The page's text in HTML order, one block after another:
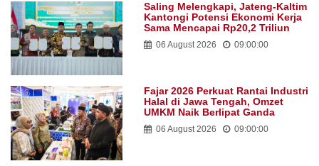
Saling Melengkapi, Jateng-Kaltim
Kantongi Potensi Ekonomi Kerja
Sama Mencapai Rp20,2 Triliun
06 August 2026 09:00:00
Fajar 2026 Perkuat Rantai Industri
Halal di Jawa Tengah, Omzet
UMKM Naik Berlipat Ganda
06 August 2026 09:00:00